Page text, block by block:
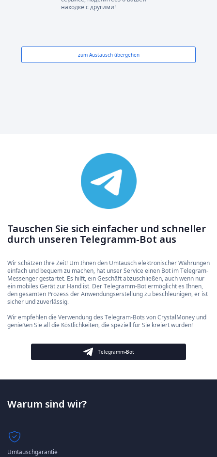
находке с другими!
zum Austausch übergehen
Tauschen Sie sich einfacher und schneller
durch unseren Telegramm-Bot aus
Wir schätzen Ihre Zeit! Um Ihnen den Umtausch elektronischer Währungen
einfach und bequem zu machen, hat unser Service einen Bot im Telegram-
Messenger gestartet. Es hilft, ein Geschäft abzuschließen, auch wenn nur
ein mobiles Gerät zur Hand ist. Der Telegramm-Bot ermöglicht es Ihnen,
den gesamten Prozess der Anwendungserstellung zu beschleunigen, er ist
sicher und zuverlässig.
Wir empfehlen die Verwendung des Telegram-Bots von CrystalMoney und
genießen Sie all die Köstlichkeiten, die speziell für Sie kreiert wurden!
Telegramm-Bot
Warum sind wir?
Umtauschgarantie